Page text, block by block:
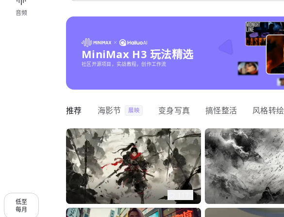
音频
低至
每月
MiniMax H3 玩法精选
社区开源项目，实战教程，创作工作流
推荐 海影节 展映 变身写真 搞怪整活 风格转绘